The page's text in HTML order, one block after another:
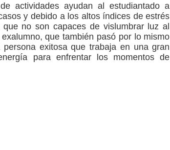
actividades ayudan al estudiantado a
y debido a los altos índices de estrés
no son capaces de vislumbrar luz al
que también pasó por lo mismo
exitosa que trabaja en una gran
para enfrentar los momentos de